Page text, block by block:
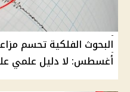
أغسطس: لا دليل علمي